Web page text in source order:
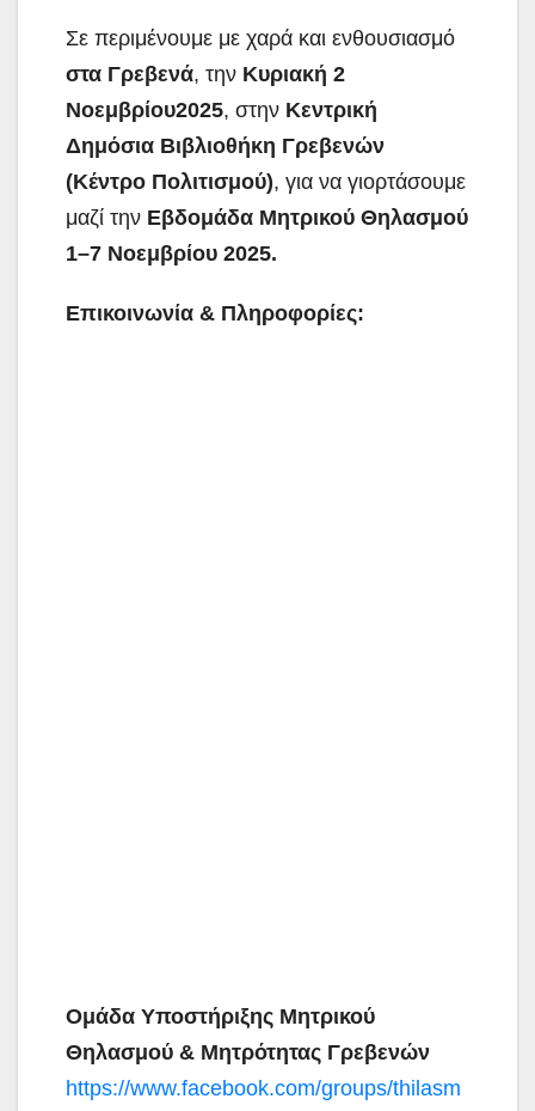
Σε περιμένουμε με χαρά και ενθουσιασμό
στα Γρεβενά, την Κυριακή 2
Νοεμβρίου2025, στην Κεντρική
Δημόσια Βιβλιοθήκη Γρεβενών
(Κέντρο Πολιτισμού), για να γιορτάσουμε
μαζί την Εβδομάδα Μητρικού Θηλασμού
1–7 Νοεμβρίου 2025.
Επικοινωνία & Πληροφορίες:
Ομάδα Υποστήριξης Μητρικού
Θηλασμού & Μητρότητας Γρεβενών
https://www.facebook.com/groups/thilasm